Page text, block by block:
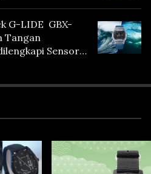
G-LIDE GBX-
Tangan
Sensor